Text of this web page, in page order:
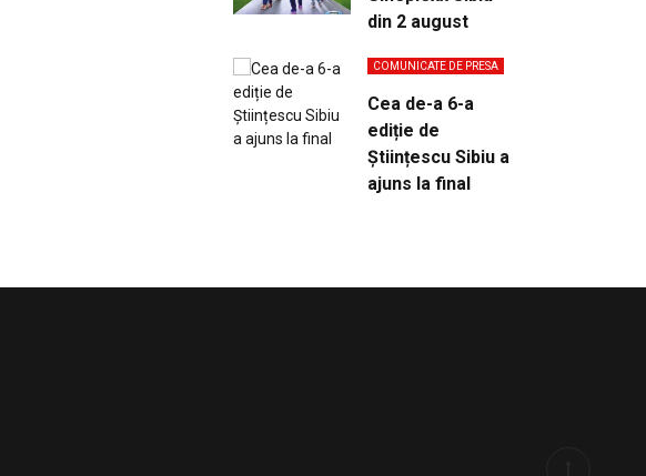
din 2 august
COMUNICATE DE PRESA
Cea de-a 6-a
ediție de
Științescu Sibiu a
ajuns la final